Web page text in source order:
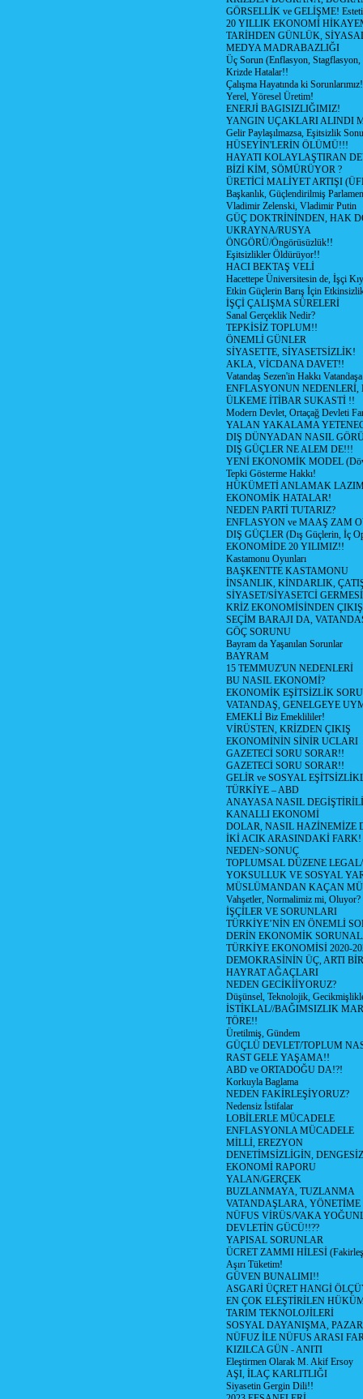
GÖRSELLİK ve GELİŞME!
20 YILLIK EKONOMİ
TARİHDEN GÜNLÜK,
MEDYA MADRABAZLIĞI
Üç Sorun (Enflasyon, Stagflasyon,
Krizde Hatalar!!
Çalışma Hayatında ki
Yerel, Yöresel Üretim!
ENERJİ BAGISIZLIĞIMIZ!
YANGIN UÇAKLARI ALINDI
Gelir Paylaşılmazsa, Eşitsizlik
HÜSEYİN'LERİN ÖLÜMÜ!!!
HAYATI KOLAYLAŞTIRAN
BİZİ KİM, SÖMÜRÜYOR ?
ÜRETİCİ MALİYET ARTIŞI
Başkanlık, Güçlendirilmiş
Vladimir Zelenski, Vladimir Putin
GÜÇ DOKTRİNİNDEN, HAK
UKRAYNA/RUSYA
ÖNGÖRÜ/Öngörüsüzlük!!
Eşitsizlikler Öldürüyor!!
HACI BEKTAŞ VELİ
Hacettepe Üniversitesin de, İşçi
Etkin Güçlerin Barış İçin
İŞÇİ ÇALIŞMA SÜRELERİ
Sanal Gerçeklik Nedir?
TEPKİSİZ TOPLUM!!
ÖNEMLİ GÜNLER
SİYASETTE, SİYASETSİZLİK!
AKLA, VİCDANA DAVET!!
Vatandaş Sezen'in Hakkı
ENFLASYONUN NEDENLERİ,
ÜLKEME İTİBAR SUKASTİ !!
Modern Devlet, Ortaçağ Devleti
YALAN YAKALAMA
DIŞ DÜNYADAN NASIL
DIŞ GÜÇLER NE ALEM DE!!!
YENİ EKONOMİK MODEL
Tepki Gösterme Hakkı!
HÜKÜMETİ ANLAMAK
EKONOMİK HATALAR!
NEDEN PARTİ TUTARIZ?
ENFLASYON ve MAAŞ ZAM
DIŞ GÜÇLER (Dış Güçlerin, İç
EKONOMİDE 20 YILIMIZ!!
Kastamonu Oyunları
BAŞKENTTE KASTAMONU
İNSANLIK, KİNDARLIK,
SİYASET/SİYASETCİ
KRİZ EKONOMİSİNDEN ÇIKIŞ
SEÇİM BARAJI DA,
GÖÇ SORUNU
Bayram da Yaşanılan Sorunlar
BAYRAM
15 TEMMUZ'UN NEDENLERİ
BU NASIL EKONOMİ?
EKONOMİK EŞİTSİZLİK
VATANDAŞ, GENELGEYE
EMEKLİ Biz Emeklililer!
VİRÜSTEN, KRİZDEN ÇIKIŞ
EKONOMİNİN SİNİR UCLARI
GAZETECİ SORU SORAR!!
GAZETECİ SORU SORAR!!
GELİR ve SOSYAL
TÜRKİYE – ABD
ANAYASA NASIL
KANALLI EKONOMİ
DOLAR, NASIL HAZİNEMİZE
İKİ ACIK ARASINDAKİ FARK!
NEDEN>SONUÇ
TOPLUMSAL DÜZENE
YOKSULLUK VE SOSYAL
MÜSLÜMANDAN KAÇAN
Vahşetler, Normalimiz mi, Oluyor?
İŞÇİLER VE SORUNLARI
TÜRKİYE’NİN EN ÖNEMLİ
DERİN EKONOMİK
TÜRKİYE EKONOMİSİ 2020-
DEMOKRASİNİN ÜÇ, ARTI
HAYRAT AĞAÇLARI
NEDEN GECİKİİYORUZ?
Düşünsel, Teknolojik,
İSTİKLAL//BAĞIMSIZLIK
TÖRE!!
Üretilmiş, Gündem
GÜÇLÜ DEVLET/TOPLUM
RAST GELE YAŞAMA!!
ABD ve ORTADOĞU DA!?!
Korkuyla Baglama
NEDEN FAKİRLEŞİYORUZ?
Nedensiz İstifalar
LOBİLERLE MÜCADELE
ENFLASYONLA MÜCADELE
MİLLİ, EREZYON
DENETİMSİZLİGİN,
EKONOMİ RAPORU
YALAN/GERÇEK
BUZLANMAYA, TUZLANMA
VATANDAŞLARA,
NÜFUS VİRÜS/VAKA
DEVLETİN GÜCÜ!!??
YAPISAL SORUNLAR
ÜCRET ZAMMI HİLESİ
Aşırı Tüketim!
GÜVEN BUNALIMI!!
ASGARİ ÜÇRET HANGİ
EN ÇOK ELEŞTİRİLEN
TARIM TEKNOLOJİLERİ
SOSYAL DAYANIŞMA,
NÜFUZ İLE NÜFUS ARASI
KIZILCA GÜN - ANITI
Eleştirmen Olarak M. Akif Ersoy
AŞI, İLAÇ KARLITLIĞI
Siyasetin Gergin Dili!!